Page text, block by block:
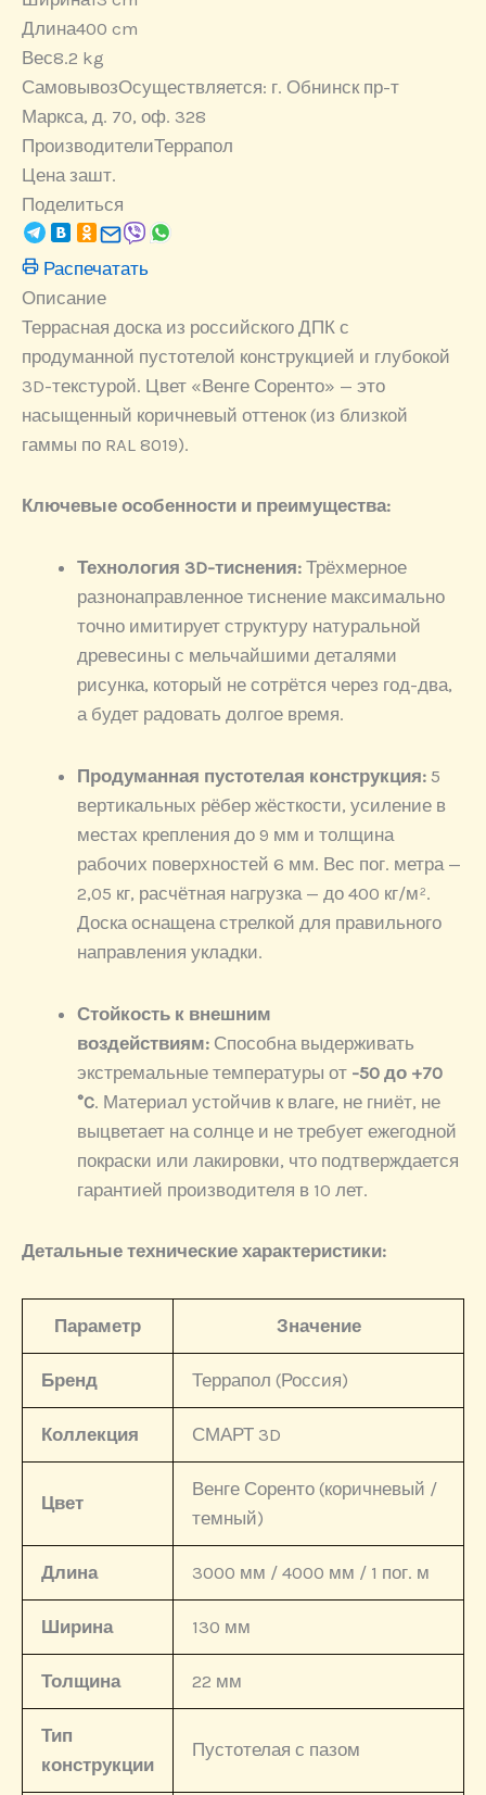
Длина400 cm
Вес8.2 kg
СамовывозОсуществляется: г. Обнинск пр-т
Маркса, д. 70, оф. 328
ПроизводителиТеррапол
Цена зашт.
Поделиться
Распечатать
Описание
Террасная доска из российского ДПК с
продуманной пустотелой конструкцией и глубокой
3D-текстурой. Цвет «Венге Соренто» — это
насыщенный коричневый оттенок (из близкой
гаммы по RAL 8019).
Ключевые особенности и преимущества:
Технология 3D-тиснения: Трёхмерное
разнонаправленное тиснение максимально
точно имитирует структуру натуральной
древесины с мельчайшими деталями
рисунка, который не сотрётся через год-два,
а будет радовать долгое время.
Продуманная пустотелая конструкция: 5
вертикальных рёбер жёсткости, усиление в
местах крепления до 9 мм и толщина
рабочих поверхностей 6 мм. Вес пог. метра —
2,05 кг, расчётная нагрузка — до 400 кг/м².
Доска оснащена стрелкой для правильного
направления укладки.
Стойкость к внешним
воздействиям: Способна выдерживать
экстремальные температуры от -50 до +70
°C. Материал устойчив к влаге, не гниёт, не
выцветает на солнце и не требует ежегодной
покраски или лакировки, что подтверждается
гарантией производителя в 10 лет.
Детальные технические характеристики:
Параметр Значение
Бренд Террапол (Россия)
Коллекция СМАРТ 3D
Цвет
Венге Соренто (коричневый /
темный)
Длина 3000 мм / 4000 мм / 1 пог. м
Ширина 130 мм
Толщина 22 мм
Тип
конструкции
Пустотелая с пазом